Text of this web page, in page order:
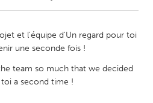
Kingston
New Glasgow
Ottawa
et l'équipe d'Un regard pour toi
une seconde fois !
team so much that we decided
a second time !